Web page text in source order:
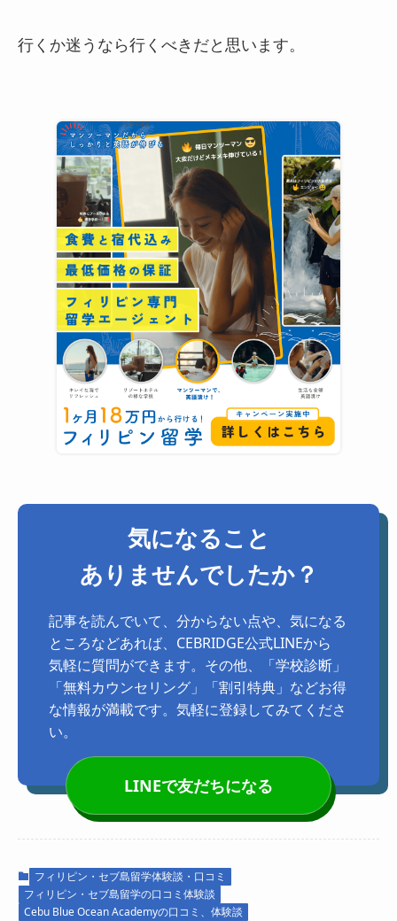
行くか迷うなら行くべきだと思います。
気になること
ありませんでしたか？
記事を読んでいて、分からない点や、気になる
ところなどあれば、CEBRIDGE公式LINEから
気軽に質問ができます。その他、「学校診断」
「無料カウンセリング」「割引特典」などお得
な情報が満載です。気軽に登録してみてくださ
い。
LINEで友だちになる
フィリピン・セブ島留学体験談・口コミ
フィリピン・セブ島留学の口コミ体験談
Cebu Blue Ocean Academyの口コミ、体験談